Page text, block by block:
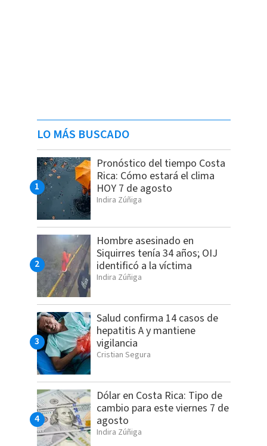
LO MÁS BUSCADO
Pronóstico del tiempo Costa
Rica: Cómo estará el clima
HOY 7 de agosto
Indira Zúñiga
Hombre asesinado en
Siquirres tenía 34 años; OIJ
identificó a la víctima
Indira Zúñiga
Salud confirma 14 casos de
hepatitis A y mantiene
vigilancia
Cristian Segura
Dólar en Costa Rica: Tipo de
cambio para este viernes 7 de
agosto
Indira Zúñiga